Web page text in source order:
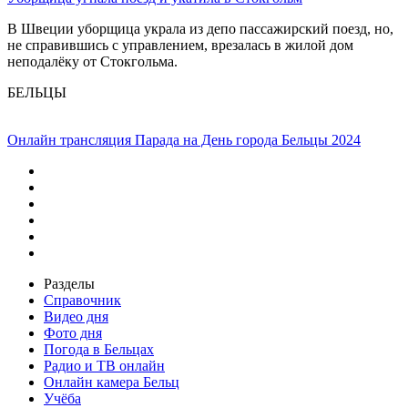
В Швеции уборщица украла из депо пассажирский поезд, но,
не справившись с управлением, врезалась в жилой дом
неподалёку от Стокгольма.
БЕЛЬЦЫ
Онлайн трансляция Парада на День города Бельцы 2024
Разделы
Справочник
Видео дня
Фото дня
Погода в Бельцах
Радио и ТВ онлайн
Онлайн камера Бельц
Учёба